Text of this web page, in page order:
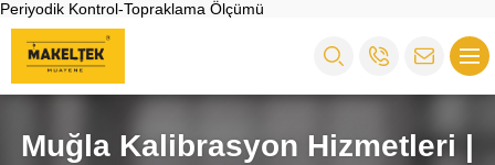
Periyodik Kontrol-Topraklama Ölçümü
Muğla Kalibrasyon Hizmetleri |